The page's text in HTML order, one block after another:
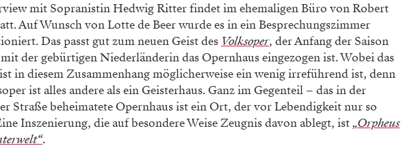
mit Sopranistin Hedwig Ritter findet im ehemaligen Büro von Robert
Auf Wunsch von Lotte de Beer wurde es in ein Besprechungszimmer
Das passt gut zum neuen Geist des Volksoper, der Anfang der Saison
der gebürtigen Niederländerin das Opernhaus eingezogen ist. Wobei das
in diesem Zusammenhang möglicherweise ein wenig irreführend ist, denn
ist alles andere als ein Geisterhaus. Ganz im Gegenteil – das in der
Straße beheimatete Opernhaus ist ein Ort, der vor Lebendigkeit nur so
Inszenierung, die auf besondere Weise Zeugnis davon ablegt, ist„Orpheus
.